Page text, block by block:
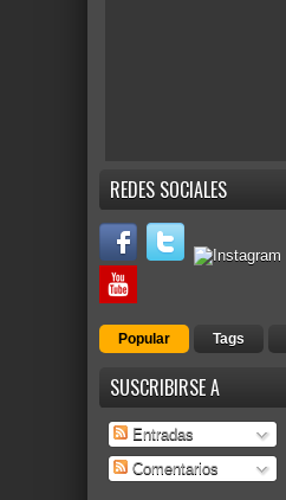
REDES SOCIALES
Popular Tags
SUSCRIBIRSE A
Entradas
Comentarios